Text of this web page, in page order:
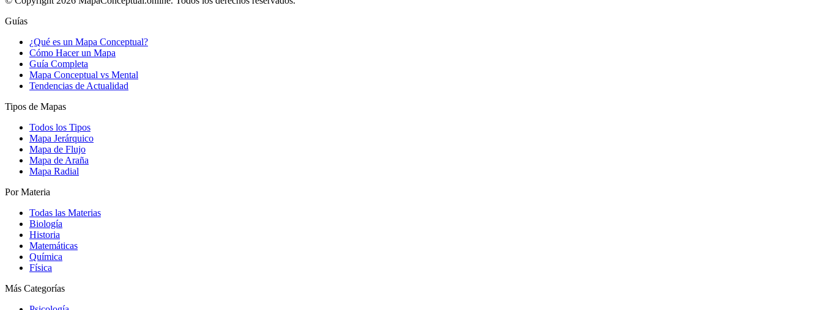
Guías
¿Qué es un Mapa Conceptual?
Cómo Hacer un Mapa
Guía Completa
Mapa Conceptual vs Mental
Tendencias de Actualidad
Tipos de Mapas
Todos los Tipos
Mapa Jerárquico
Mapa de Flujo
Mapa de Araña
Mapa Radial
Por Materia
Todas las Materias
Biología
Historia
Matemáticas
Química
Física
Más Categorías